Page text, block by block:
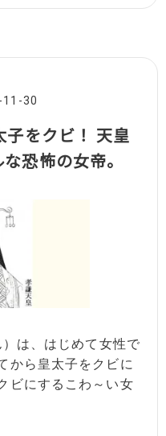
11-30
をクビ！ 天皇
恐怖の女帝。
は、はじめて女性で
から皇太子をクビに
ビにするこわ～い女